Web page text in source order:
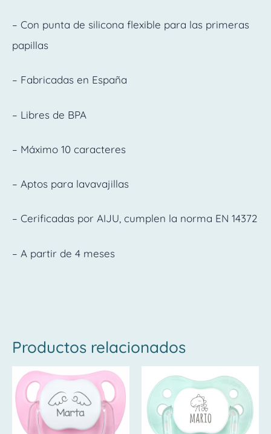
– Con punta de silicona flexible para las primeras
papillas
– Fabricadas en España
– Libres de BPA
– Máximo 10 caracteres
– Aptos para lavavajillas
– Cerificadas por AIJU, cumplen la norma EN 14372
– A partir de 4 meses
Productos relacionados